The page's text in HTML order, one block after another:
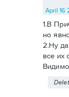
April 16
1.В
но
2.Ну
все их